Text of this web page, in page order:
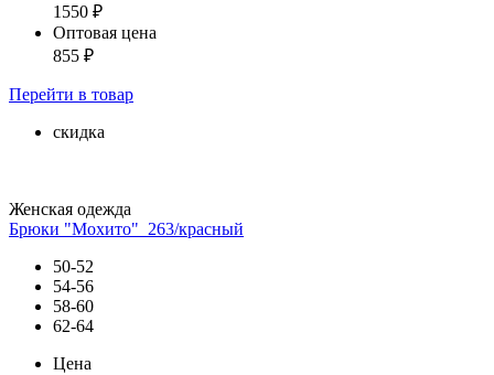
1550 ₽
Оптовая цена
855 ₽
Перейти в товар
скидка
Женская одежда
Брюки "Мохито"_263/красный
50-52
54-56
58-60
62-64
Цена